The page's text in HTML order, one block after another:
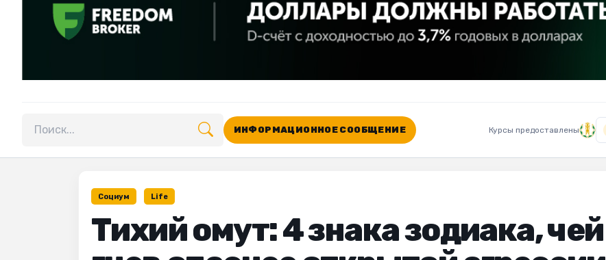
Поиск по сайту
ИНФОРМАЦИОННОЕ СООБЩЕНИЕ Курсы предоставлены
Социум Life
Тихий омут: 4 знака зодиака, чей